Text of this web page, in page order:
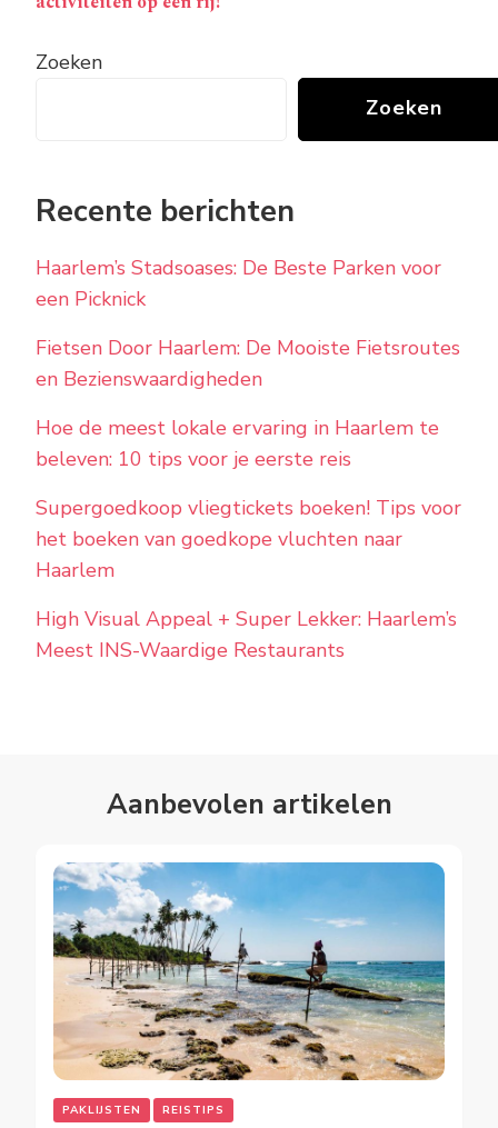
Zoeken
Zoeken
Recente berichten
Haarlem’s Stadsoases: De Beste Parken voor
een Picknick
Fietsen Door Haarlem: De Mooiste Fietsroutes
en Bezienswaardigheden
Hoe de meest lokale ervaring in Haarlem te
beleven: 10 tips voor je eerste reis
Supergoedkoop vliegtickets boeken! Tips voor
het boeken van goedkope vluchten naar
Haarlem
High Visual Appeal + Super Lekker: Haarlem’s
Meest INS-Waardige Restaurants
Aanbevolen artikelen
PAKLIJSTEN REISTIPS